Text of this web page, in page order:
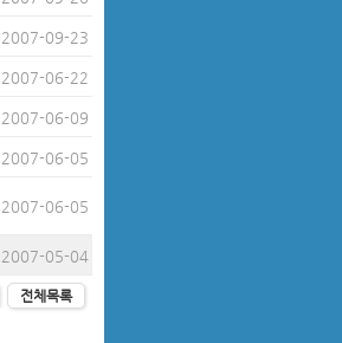
2007-09-23
2007-06-22
2007-06-09
2007-06-05
2007-06-05
2007-05-04
전체목록